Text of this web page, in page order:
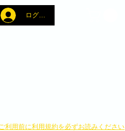
ログイン
利用前に利用規約を必ずお読みください